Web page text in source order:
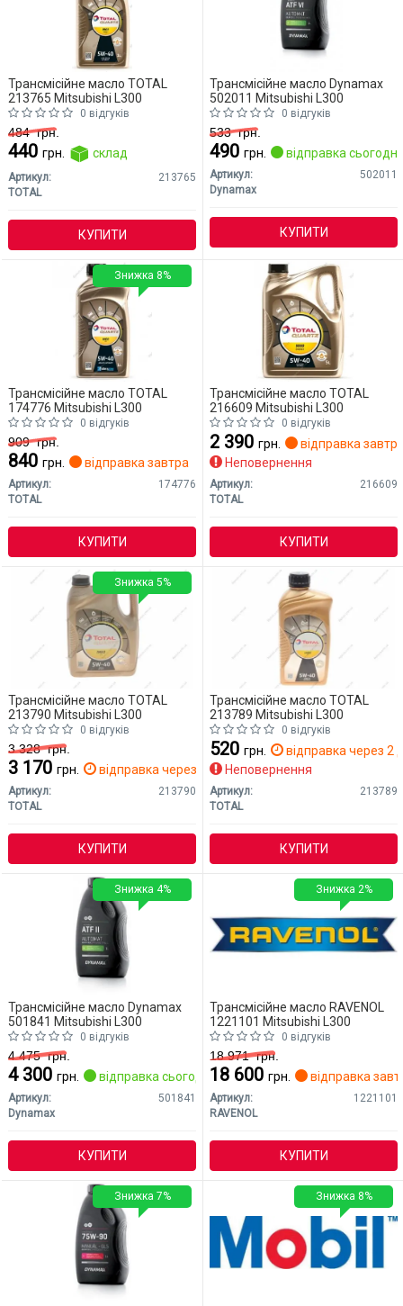
Трансмісійне масло TOTAL
213765 Mitsubishi L300
0 відгуків
484грн.
440 грн. склад
Артикул:
213765
TOTAL
КУПИТИ
Трансмісійне масло Dynamax
502011 Mitsubishi L300
0 відгуків
533грн.
490 грн. відправка сьогодні
Артикул:
502011
Dynamax
КУПИТИ
Трансмісійне масло TOTAL
174776 Mitsubishi L300
0 відгуків
909грн.
840 грн. відправка завтра
Артикул:
174776
TOTAL
КУПИТИ
Знижка 8%
Трансмісійне масло TOTAL
216609 Mitsubishi L300
0 відгуків
2 390 грн.
відправка
Неповернення
Артикул:
216609
TOTAL
КУПИТИ
Трансмісійне масло TOTAL
213790 Mitsubishi L300
0 відгуків
3 328грн.
3 170 грн. відправка через 2 дн.
Артикул:
213790
TOTAL
КУПИТИ
Знижка 5%
Трансмісійне масло TOTAL
213789 Mitsubishi L300
0 відгуків
520 грн.
відправка через 2
Неповернення
Артикул:
213789
TOTAL
КУПИТИ
Трансмісійне масло Dynamax
501841 Mitsubishi L300
0 відгуків
4 475грн.
4 300 грн. відправка сьогодні
Артикул:
501841
Dynamax
КУПИТИ
Знижка 4%
Трансмісійне масло RAVENOL
1221101 Mitsubishi L300
0 відгуків
18 971грн.
18 600 грн. відправка
Артикул:
1221101
RAVENOL
КУПИТИ
Знижка 2%
Знижка 7% Знижка 8%